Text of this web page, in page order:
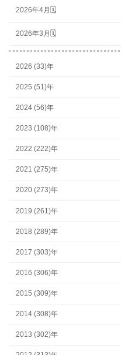
2026年4月🗓
2026年3月🗓
2026 (33)年
2025 (51)年
2024 (56)年
2023 (108)年
2022 (222)年
2021 (275)年
2020 (273)年
2019 (261)年
2018 (289)年
2017 (303)年
2016 (306)年
2015 (309)年
2014 (308)年
2013 (302)年